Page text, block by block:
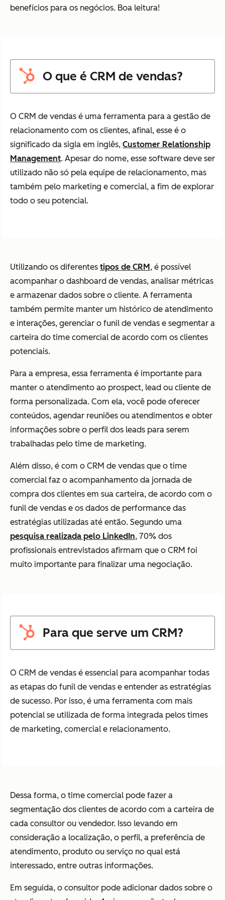
benefícios para os negócios. Boa leitura!
O que é CRM de vendas?
O CRM de vendas é uma ferramenta para a gestão de
relacionamento com os clientes, afinal, esse é o
significado da sigla em inglês, Customer Relationship
Management. Apesar do nome, esse software deve ser
utilizado não só pela equipe de relacionamento, mas
também pelo marketing e comercial, a fim de explorar
todo o seu potencial.
Utilizando os diferentes tipos de CRM , é possível
acompanhar o dashboard de vendas, analisar métricas
e armazenar dados sobre o cliente. A ferramenta
também permite manter um histórico de atendimento
e interações, gerenciar o funil de vendas e segmentar a
carteira do time comercial de acordo com os clientes
potenciais.
Para a empresa, essa ferramenta é importante para
manter o atendimento ao prospect, lead ou cliente de
forma personalizada. Com ela, você pode oferecer
conteúdos, agendar reuniões ou atendimentos e obter
informações sobre o perfil dos leads para serem
trabalhadas pelo time de marketing.
Além disso, é com o CRM de vendas que o time
comercial faz o acompanhamento da jornada de
compra dos clientes em sua carteira, de acordo com o
funil de vendas e os dados de performance das
estratégias utilizadas até então. Segundo uma
pesquisa realizada pelo LinkedIn, 70% dos
profissionais entrevistados afirmam que o CRM foi
muito importante para finalizar uma negociação.
Para que serve um CRM?
O CRM de vendas é essencial para acompanhar todas
as etapas do funil de vendas e entender as estratégias
de sucesso. Por isso, é uma ferramenta com mais
potencial se utilizada de forma integrada pelos times
de marketing, comercial e relacionamento.
Dessa forma, o time comercial pode fazer a
segmentação dos clientes de acordo com a carteira de
cada consultor ou vendedor. Isso levando em
consideração a localização, o perfil, a preferência de
atendimento, produto ou serviço no qual está
interessado, entre outras informações.
Em seguida, o consultor pode adicionar dados sobre o